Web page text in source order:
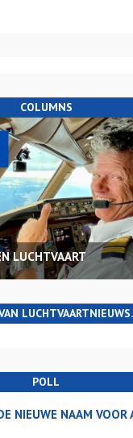
COLUMNS
LUCHTVAART
POLL
NIEUWE NAAM VOOR